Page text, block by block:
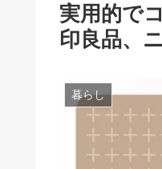
実用的で
印良品、
暮らし